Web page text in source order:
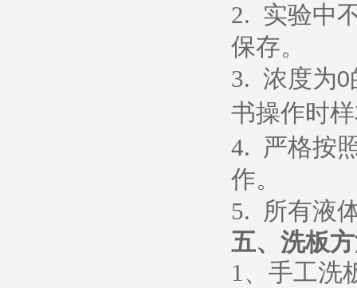
2. 实验中
保存。
3. 浓度为0
书操作时
4. 严格按
作。
5. 所有液
五、 洗板
1、 手工洗